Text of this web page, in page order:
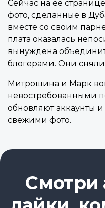
Сейчас на ее
фото, сделанные в
вместе со своим
плата оказалась
вынуждена
блогерами. Они
Митрошина и Марк
невостребованными
обновляют аккаунты
свежими фото.
Смотри